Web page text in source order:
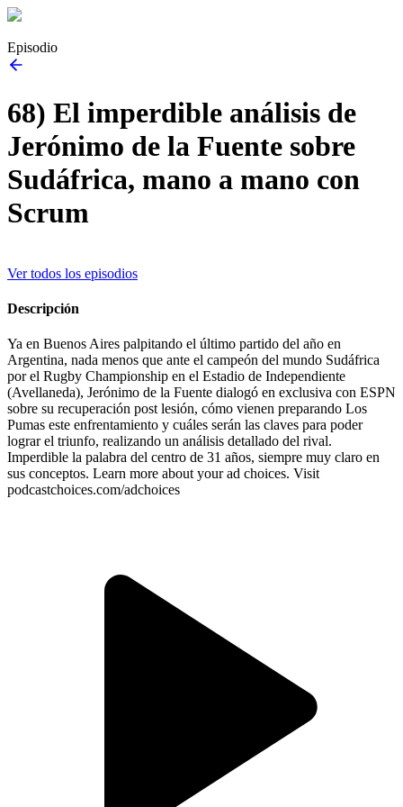
Episodio
68) El imperdible análisis de
Jerónimo de la Fuente sobre
Sudáfrica, mano a mano con
Scrum
Ver todos los episodios
Descripción
Ya en Buenos Aires palpitando el último partido del año en
Argentina, nada menos que ante el campeón del mundo Sudáfrica
por el Rugby Championship en el Estadio de Independiente
(Avellaneda), Jerónimo de la Fuente dialogó en exclusiva con ESPN
sobre su recuperación post lesión, cómo vienen preparando Los
Pumas este enfrentamiento y cuáles serán las claves para poder
lograr el triunfo, realizando un análisis detallado del rival.
Imperdible la palabra del centro de 31 años, siempre muy claro en
sus conceptos. Learn more about your ad choices. Visit
podcastchoices.com/adchoices